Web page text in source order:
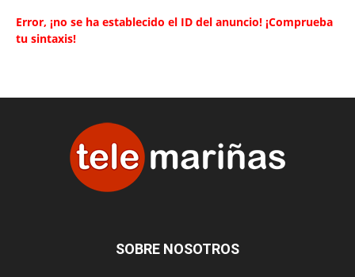
Error, ¡no se ha establecido el ID del anuncio! ¡Comprueba
tu sintaxis!
SOBRE NOSOTROS